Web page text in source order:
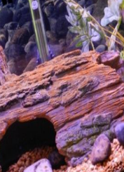
para comenzar un
agua dulce: más
de instalación